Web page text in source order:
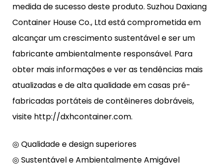
medida de sucesso deste produto. Suzhou Daxiang
Container House Co., Ltd está comprometida em
alcançar um crescimento sustentável e ser um
fabricante ambientalmente responsável. Para
obter mais informações e ver as tendências mais
atualizadas e de alta qualidade em casas pré-
fabricadas portáteis de contêineres dobráveis,
visite http://dxhcontainer.com.
◎ Qualidade e design superiores
◎ Sustentável e Ambientalmente Amigável